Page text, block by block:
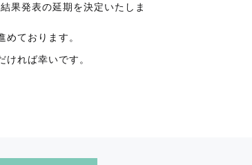
果発表の延期を決定いたしま
ております。
れば幸いです。